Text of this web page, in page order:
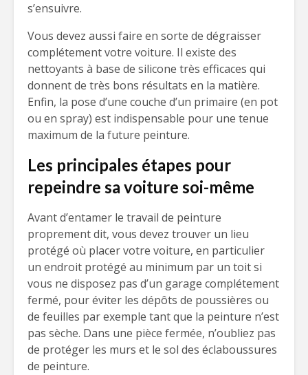
s’ensuivre.
Vous devez aussi faire en sorte de dégraisser
complétement votre voiture. Il existe des
nettoyants à base de silicone très efficaces qui
donnent de très bons résultats en la matière.
Enfin, la pose d’une couche d’un primaire (en pot
ou en spray) est indispensable pour une tenue
maximum de la future peinture.
Les principales étapes pour
repeindre sa voiture soi-même
Avant d’entamer le travail de peinture
proprement dit, vous devez trouver un lieu
protégé où placer votre voiture, en particulier
un endroit protégé au minimum par un toit si
vous ne disposez pas d’un garage complétement
fermé, pour éviter les dépôts de poussières ou
de feuilles par exemple tant que la peinture n’est
pas sèche. Dans une pièce fermée, n’oubliez pas
de protéger les murs et le sol des éclaboussures
de peinture.